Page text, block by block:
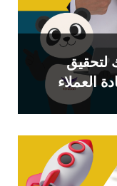
لتحقيق
العملاء